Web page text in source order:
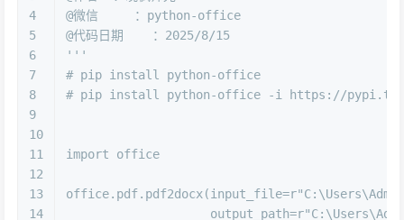
4
5
6
7
8
9
10
11
12
13
14
@微信     ：python-office
@代码日期    ：2025/8/15
'''
# pip install python-office
# pip install python-office -i https://
import office
office.pdf.pdf2docx(input_file=
                    output_path=